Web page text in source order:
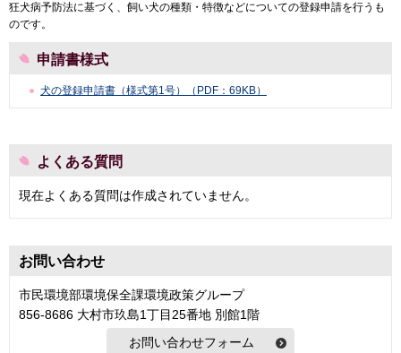
狂犬病予防法に基づく、飼い犬の種類・特徴などについての登録申請を行うも
のです。
申請書様式
犬の登録申請書（様式第1号）（PDF：69KB）
よくある質問
現在よくある質問は作成されていません。
お問い合わせ
市民環境部環境保全課環境政策グループ
856-8686 大村市玖島1丁目25番地 別館1階